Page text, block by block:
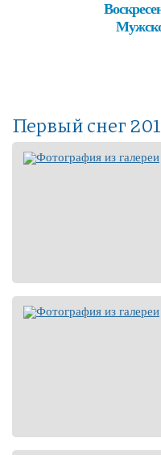
Первый снег